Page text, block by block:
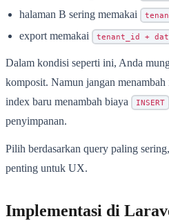
halaman B sering memakai
export memakai
tenant_id +
Dalam kondisi seperti ini, Anda
komposit. Namun jangan menambah
index baru menambah biaya
INSERT
penyimpanan.
Pilih berdasarkan query paling
penting untuk UX.
Implementasi di